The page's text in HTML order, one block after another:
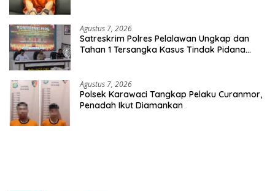
Agustus 7, 2026
Satreskrim Polres Pelalawan Ungkap dan
Tahan 1 Tersangka Kasus Tindak Pidana
Agustus 7, 2026
Polsek Karawaci Tangkap Pelaku Curanmor,
Penadah Ikut Diamankan